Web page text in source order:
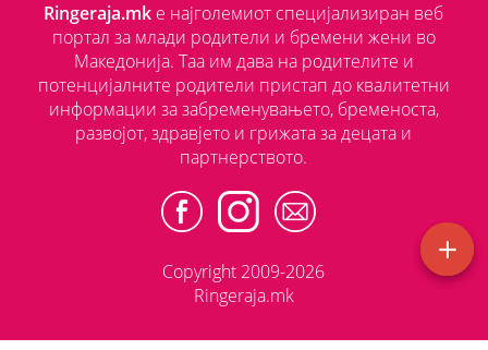
Ringeraja.mk е најголемиот специјализиран веб
портал за млади родители и бремени жени во
Македонија. Таа им дава на родителите и
потенцијалните родители пристап до квалитетни
информации за забременувањето, бременоста,
развојот, здравјето и грижата за децата и
партнерството.
Copyright 2009-2026
Ringeraja.mk